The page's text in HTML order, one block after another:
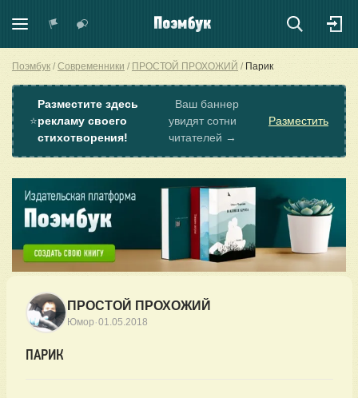
Поэмбук Современники ПРОСТОЙ ПРОХОЖИЙ Парик
⭐
Разместите здесь
рекламу своего
стихотворения!
Ваш баннер
увидят сотни
читателей →
Разместить
ПРОСТОЙ ПРОХОЖИЙ
Юмор ·01.05.2018
ПАРИК